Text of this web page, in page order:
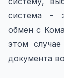
система -
обмен с
этом
документа